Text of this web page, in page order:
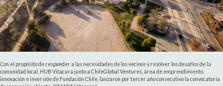
Con el propósito de responder a las necesidades de los vecinos y resolver los desafíos de la
comunidad local, HUB Vitacura junto a ChileGlobal Ventures, área de emprendimiento,
innovación e inversión de Fundación Chile, lanzaron por tercer año consecutivo la convocatoria